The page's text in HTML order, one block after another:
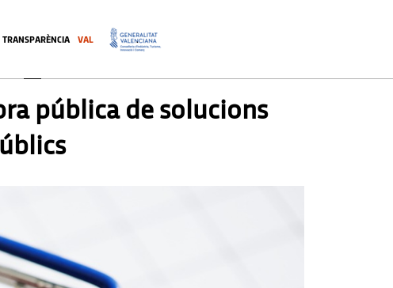
TRANSPARÈNCIA .
VAL
pública de solucions